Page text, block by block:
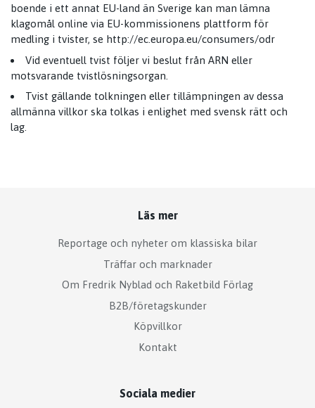
boende i ett annat EU-land än Sverige kan man lämna
klagomål online via EU-kommissionens plattform för
medling i tvister, se http://ec.europa.eu/consumers/odr
Vid eventuell tvist följer vi beslut från ARN eller
motsvarande tvistlösningsorgan.
Tvist gällande tolkningen eller tillämpningen av dessa
allmänna villkor ska tolkas i enlighet med svensk rätt och
lag.
Läs mer
Reportage och nyheter om klassiska bilar
Träffar och marknader
Om Fredrik Nyblad och Raketbild Förlag
B2B/företagskunder
Köpvillkor
Kontakt
Sociala medier